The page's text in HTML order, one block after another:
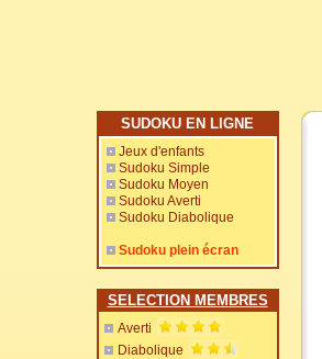
SUDOKU EN LIGNE
Jeux d'enfants
Sudoku Simple
Sudoku Moyen
Sudoku Averti
Sudoku Diabolique
Sudoku plein écran
SELECTION MEMBRES
Averti
Diabolique